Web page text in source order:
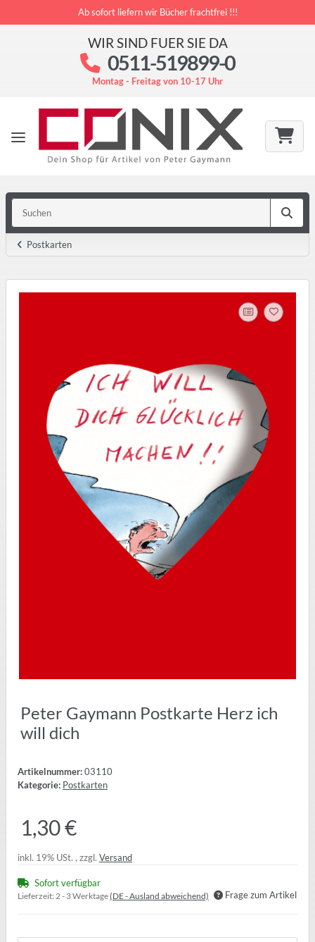
Ab sofort liefern wir Bücher frachtfrei !!!
WIR SIND FUER SIE DA
0511-519899-0
Montag - Freitag von 10-17 Uhr
Postkarten
Peter Gaymann Postkarte Herz ich
will dich
Artikelnummer:03110
Kategorie: Postkarten
1,30 €
inkl. 19% USt. , zzgl. Versand
Sofort verfügbar
Lieferzeit: 2 - 3 Werktage(DE - Ausland abweichend) Frage zum Artikel